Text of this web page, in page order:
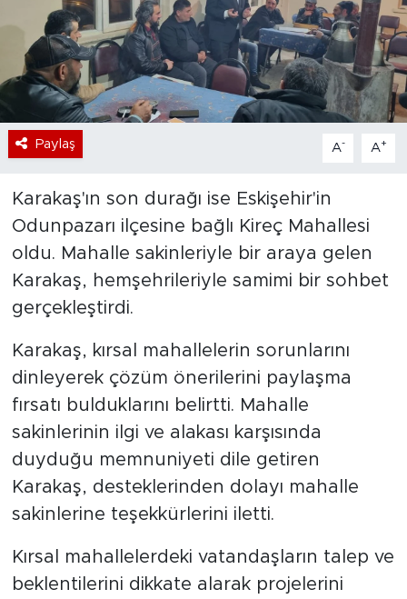
Paylaş A- A+
Karakaş'ın son durağı ise Eskişehir'in
Odunpazarı ilçesine bağlı Kireç Mahallesi
oldu. Mahalle sakinleriyle bir araya gelen
Karakaş, hemşehrileriyle samimi bir sohbet
gerçekleştirdi.
Karakaş, kırsal mahallelerin sorunlarını
dinleyerek çözüm önerilerini paylaşma
fırsatı bulduklarını belirtti. Mahalle
sakinlerinin ilgi ve alakası karşısında
duyduğu memnuniyeti dile getiren
Karakaş, desteklerinden dolayı mahalle
sakinlerine teşekkürlerini iletti.
Kırsal mahallelerdeki vatandaşların talep ve
beklentilerini dikkate alarak projelerini
Magazin
Dünya
Sektör